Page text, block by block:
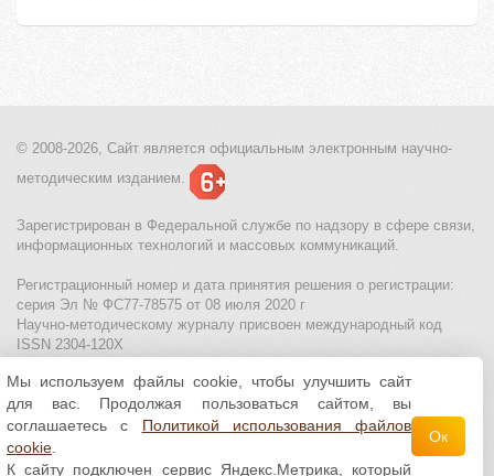
© 2008-2026, Сайт является официальным электронным научно-
методическим изданием.
Зарегистрирован в Федеральной службе по надзору в сфере связи,
информационных технологий и массовых коммуникаций.
Регистрационный номер и дата принятия решения о регистрации:
серия Эл № ФС77-78575 от 08 июля 2020 г
Научно-методическому журналу присвоен международный код
ISSN 2304-120X
МЦИТО|Школьные олимпиады и онлайн конкурсы для детей
Политика использования файлов cookie| Политика обработки и
защиты персональных данных
Все материалы доступны полицензии Creative
Мы используем файлы cookie, чтобы улучшить сайт
для вас. Продолжая пользоваться сайтом, вы
соглашаетесь с Политикой использования файлов
cookie
К сайту подключен сервис Яндекс.Метрика, который
Ок